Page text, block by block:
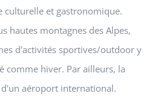
culturelle et gastronomique.
hautes montagnes des Alpes,
d'activités sportives/outdoor y
comme hiver. Par ailleurs, la
aéroport international.